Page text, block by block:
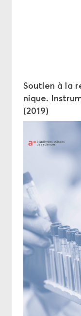
Sou­tien à la
nique.
(2019)